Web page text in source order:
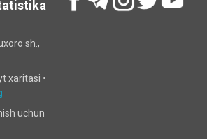
sh.,
xaritasi •
uchun